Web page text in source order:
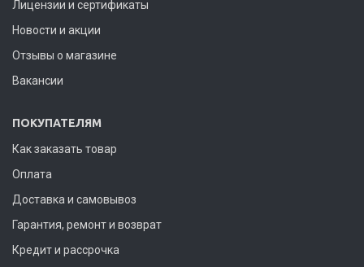
Лицензии и сертификаты
Новости и акции
Отзывы о магазине
Вакансии
ПОКУПАТЕЛЯМ
Как заказать товар
Оплата
Доставка и самовывоз
Гарантия, ремонт и возврат
Кредит и рассрочка